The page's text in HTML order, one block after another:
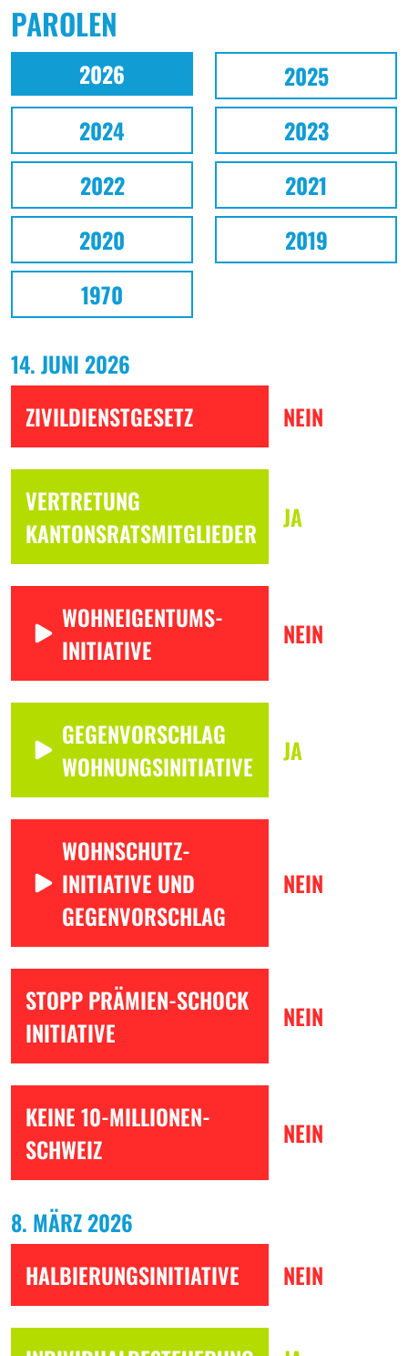
PAROLEN
2026
2025
2024
2023
2022
2021
2020
2019
1970
14. JUNI 2026
ZIVILDIENSTGESETZ
NEIN
VERTRETUNG
KANTONSRATSMITGLIEDER
JA
WOHNEIGENTUMS-
INITIATIVE
NEIN
GEGENVORSCHLAG
WOHNUNGSINITIATIVE
JA
WOHNSCHUTZ-
INITIATIVE UND
GEGENVORSCHLAG
NEIN
STOPP PRÄMIEN-SCHOCK
INITIATIVE
NEIN
KEINE 10-MILLIONEN-
SCHWEIZ
NEIN
8. MÄRZ 2026
HALBIERUNGSINITIATIVE
NEIN